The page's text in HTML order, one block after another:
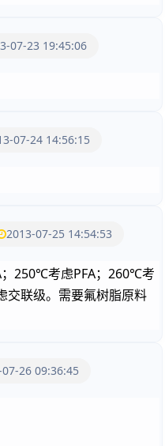
07-23 19:45:06
07-24 14:56:15
2013-07-25 14:54:53
250℃考虑PFA；260℃考
交联级。需要氟树脂原料
26 09:36:45